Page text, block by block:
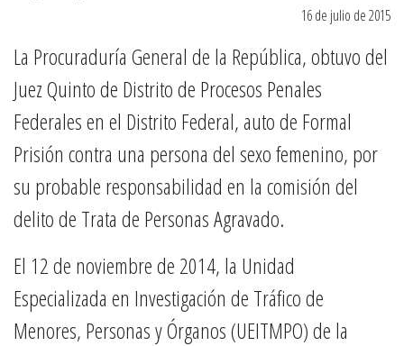
16 de julio de 2015
La Procuraduría General de la República, obtuvo del
Juez Quinto de Distrito de Procesos Penales
Federales en el Distrito Federal, auto de Formal
Prisión contra una persona del sexo femenino, por
su probable responsabilidad en la comisión del
delito de Trata de Personas Agravado.
El 12 de noviembre de 2014, la Unidad
Especializada en Investigación de Tráfico de
Menores, Personas y Órganos (UEITMPO) de la